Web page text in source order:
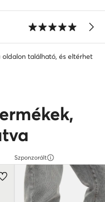
található, és eltérhet
Szponzorált